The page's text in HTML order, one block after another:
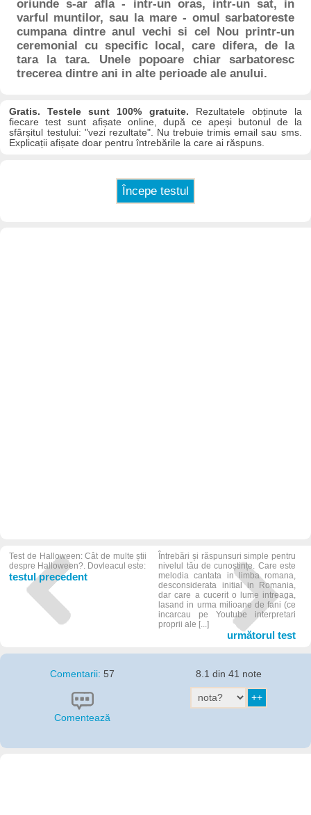
oriunde s-ar afla - intr-un oras, intr-un sat, in
varful muntilor, sau la mare - omul sarbatoreste
cumpana dintre anul vechi si cel Nou printr-un
ceremonial cu specific local, care difera, de la
tara la tara. Unele popoare chiar sarbatoresc
trecerea dintre ani in alte perioade ale anului.
Gratis. Testele sunt 100% gratuite. Rezultatele obținute la
fiecare test sunt afișate online, după ce apeși butonul de la
sfârșitul testului: "vezi rezultate". Nu trebuie trimis email sau sms.
Explicații afișate doar pentru întrebările la care ai răspuns.
Test de Halloween: Cât de multe știi
despre Halloween?. Dovleacul este:
testul precedent
Întrebări și răspunsuri simple pentru
nivelul tău de cunoștințe. Care este
melodia cantata in limba romana,
desconsiderata initial in Romania,
dar care a cucerit o lume intreaga,
lasand in urma milioane de fani (ce
incarcau pe Youtube interpretari
proprii ale [...]
următorul test
Comentarii:57
Comentează
8.1 din 41 note